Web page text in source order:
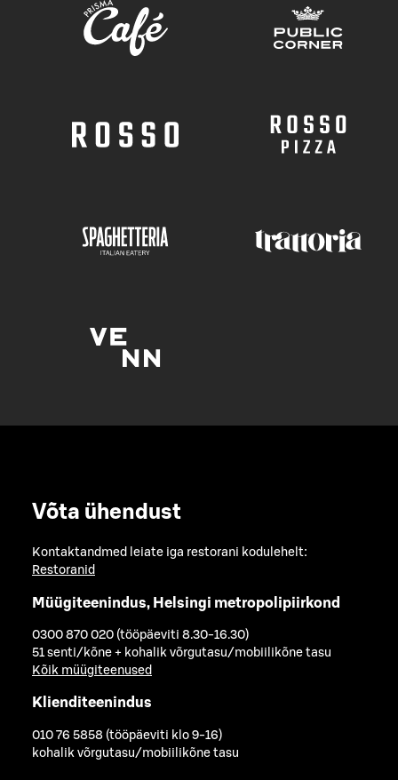
Võta ühendust
Kontaktandmed leiate iga restorani kodulehelt:
Restoranid
Müügiteenindus, Helsingi metropolipiirkond
0300 870 020 (tööpäeviti 8.30-16.30)
51 senti/kõne + kohalik võrgutasu/mobiilikõne tasu
Kõik müügiteenused
Klienditeenindus
010 76 5858 (tööpäeviti klo 9-16)
kohalik võrgutasu/mobiilikõne tasu